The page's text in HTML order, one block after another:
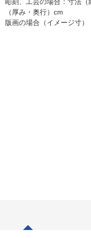
（厚み・奥行）cm
版画の場合（イメージ寸